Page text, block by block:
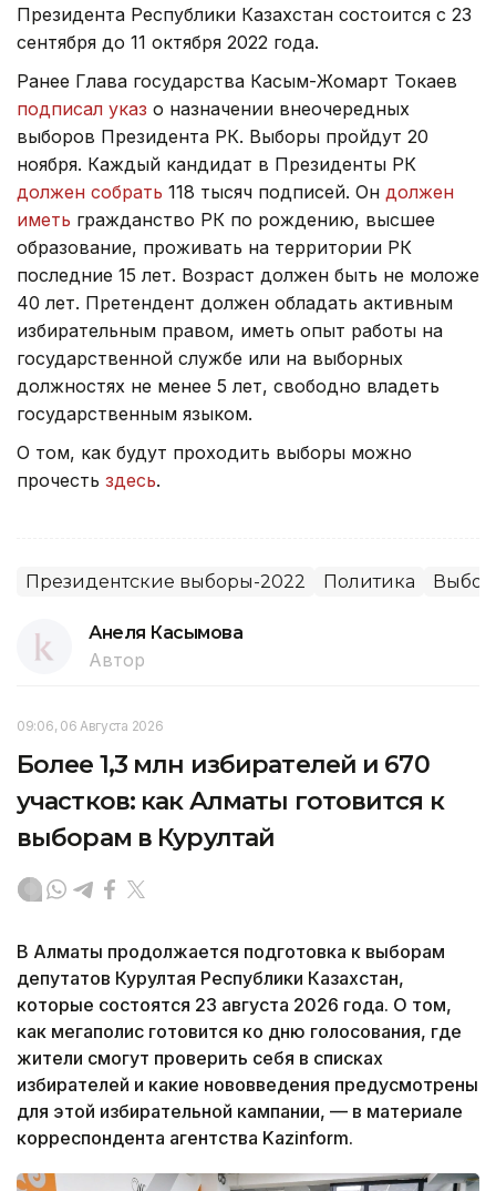
Президента Республики Казахстан состоится с 23
сентября до 11 октября 2022 года.
Ранее Глава государства Касым-Жомарт Токаев
подписал указ о назначении внеочередных
выборов Президента РК. Выборы пройдут 20
ноября. Каждый кандидат в Президенты РК
должен собрать 118 тысяч подписей. Он должен
иметь гражданство РК по рождению, высшее
образование, проживать на территории РК
последние 15 лет. Возраст должен быть не моложе
40 лет. Претендент должен обладать активным
избирательным правом, иметь опыт работы на
государственной службе или на выборных
должностях не менее 5 лет, свободно владеть
государственным языком.
О том, как будут проходить выборы можно
прочесть здесь.
Президентские выборы-2022 Политика
Анеля Касымова
Автор
09:06, 06 Августа 2026
Более 1,3 млн избирателей и 670
участков: как Алматы готовится к
выборам в Курултай
В Алматы продолжается подготовка к выборам
депутатов Курултая Республики Казахстан,
которые состоятся 23 августа 2026 года. О том,
как мегаполис готовится ко дню голосования, где
жители смогут проверить себя в списках
избирателей и какие нововведения предусмотрены
для этой избирательной кампании, — в материале
корреспондента агентства Kazinform.